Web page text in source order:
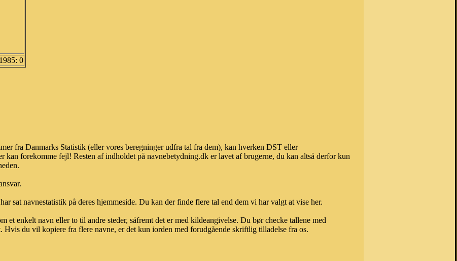
0
fra Danmarks Statistik (eller vores beregninger udfra tal fra dem), kan hverken DST eller
forekomme fejl! Resten af indholdet på navnebetydning.dk er lavet af brugerne, du kan altså derfor kun
sat navnestatistik på deres hjemmeside. Du kan der finde flere tal end dem vi har valgt at vise her.
et enkelt navn eller to til andre steder, såfremt det er med kildeangivelse. Du bør checke tallene med
Hvis du vil kopiere fra flere navne, er det kun iorden med forudgående skriftlig tilladelse fra os.